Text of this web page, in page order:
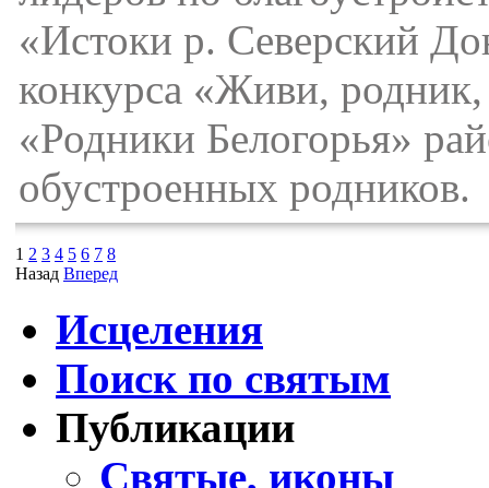
«Истоки р. Северский
конкурса «Живи,
«Родники Белогорья»
обустроенных родников.
1 2 3 4 5 6 7 8
Назад Вперед
Исцеления
Поиск по святым
Публикации
Святые, иконы